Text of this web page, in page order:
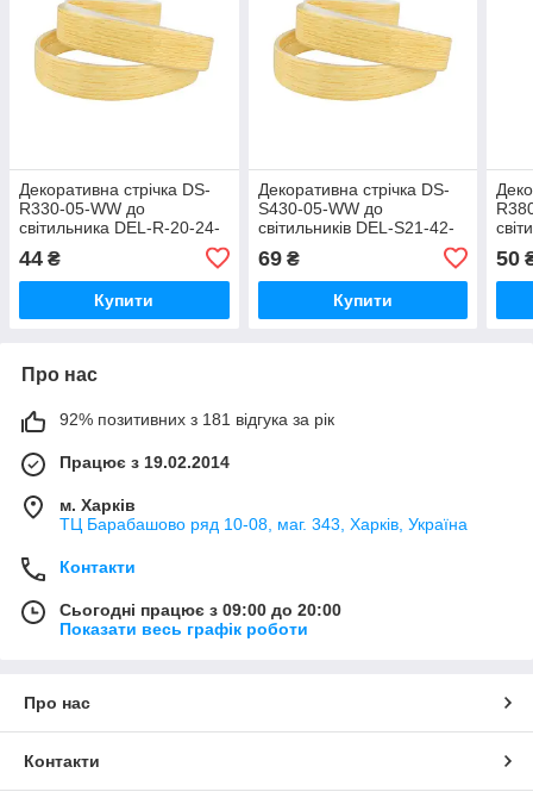
Декоративна стрічка DS-
R330-05-WW до
світильника DEL-R-20-24-
44 ₴
Купити
Декоративна стрічка DS-
S430-05-WW до
світильників DEL-S21-42-
(світле дерево)
69₴
Купити
50
Про нас
92% позитивних з 181 відгука за рік
Працює з 19.02.2014
м. Харків
ТЦ Барабашово ряд 10-08, маг. 343, Харків, Україна
Контакти
Сьогодні працює з 09:00 до 20:00
Показати весь графік роботи
Про нас
Контакти